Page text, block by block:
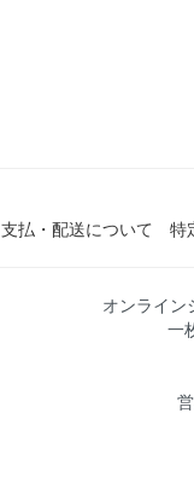
支払・配送について 特
オンライン
一